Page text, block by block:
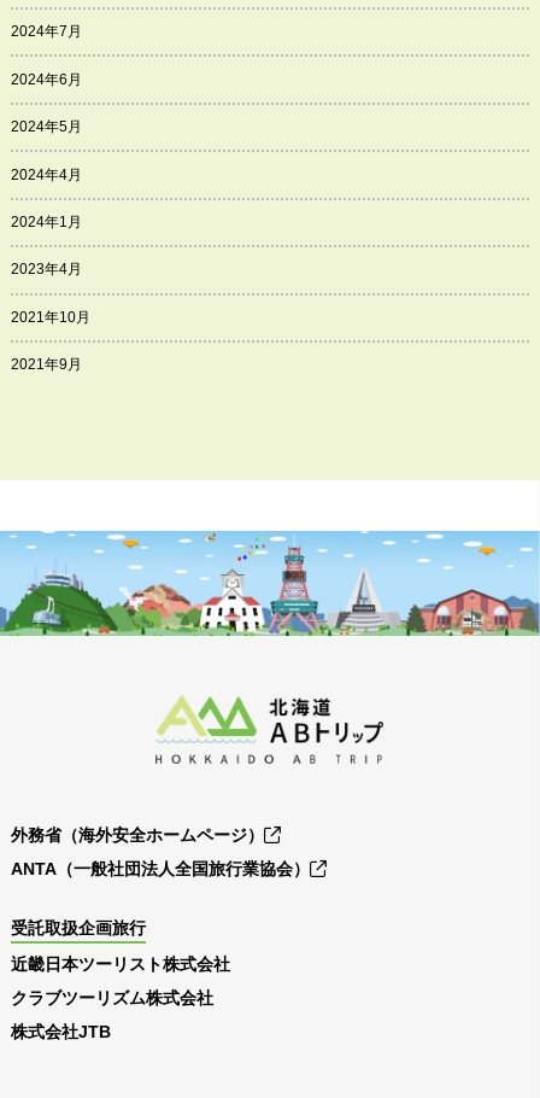
2024年7月
2024年6月
2024年5月
2024年4月
2024年1月
2023年4月
2021年10月
2021年9月
外務省（海外安全ホームページ）
ANTA（一般社団法人全国旅行業協会）
受託取扱企画旅行
近畿日本ツーリスト株式会社
クラブツーリズム株式会社
株式会社JTB